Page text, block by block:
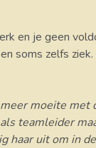
en je geen
soms zelfs ziek.
moeite met
teamleider
haar uit om in